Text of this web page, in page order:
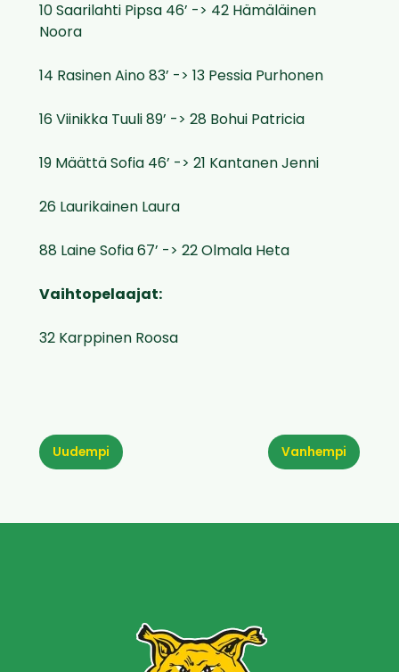
10 Saarilahti Pipsa 46’ -> 42 Hämäläinen
Noora
14 Rasinen Aino 83’ -> 13 Pessia Purhonen
16 Viinikka Tuuli 89’ -> 28 Bohui Patricia
19 Määttä Sofia 46’ -> 21 Kantanen Jenni
26 Laurikainen Laura
88 Laine Sofia 67’ -> 22 Olmala Heta
Vaihtopelaajat:
32 Karppinen Roosa
Vanhempi
Uudempi